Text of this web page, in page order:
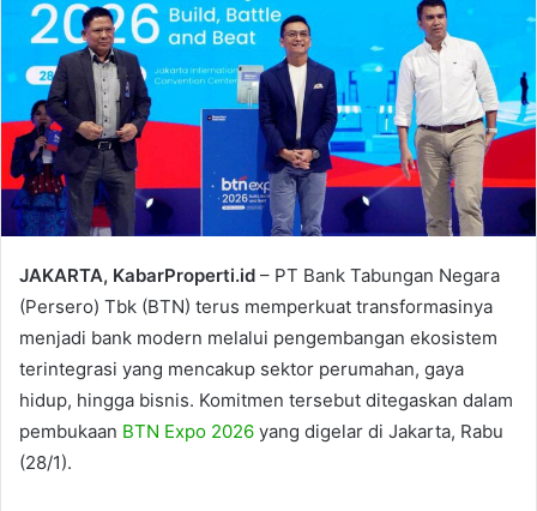
JAKARTA, KabarProperti.id – PT Bank Tabungan Negara
(Persero) Tbk (BTN) terus memperkuat transformasinya
menjadi bank modern melalui pengembangan ekosistem
terintegrasi yang mencakup sektor perumahan, gaya
hidup, hingga bisnis. Komitmen tersebut ditegaskan dalam
pembukaan BTN Expo 2026 yang digelar di Jakarta, Rabu
(28/1).